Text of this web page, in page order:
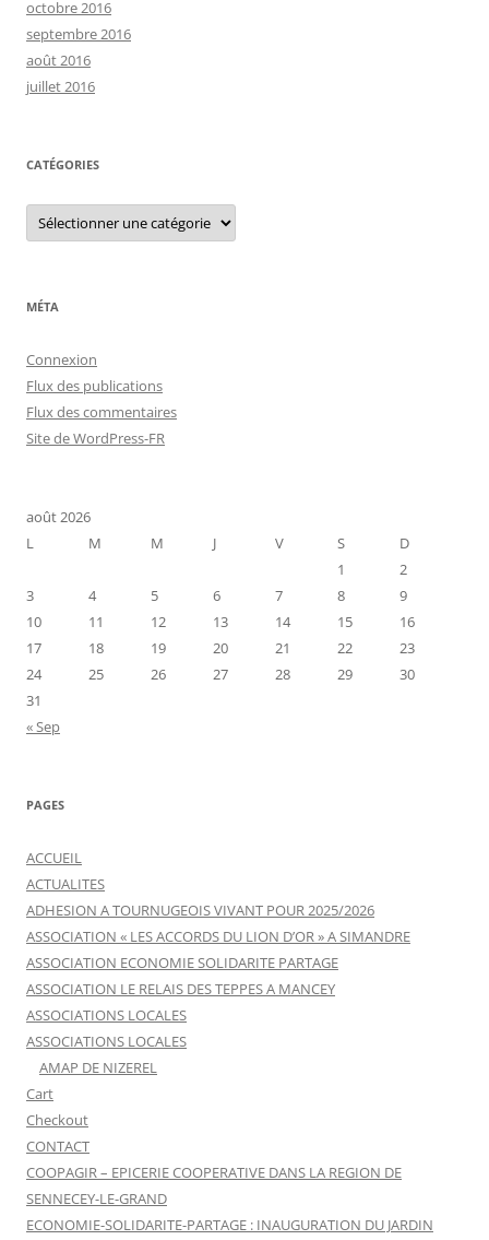
octobre 2016
septembre 2016
août 2016
juillet 2016
CATÉGORIES
C
t
r
i
MÉTA
Connexion
Flux des publications
Flux des commentaires
Site de WordPress-FR
août 2026
L
M M J V S
D
1
2
3
4 5 6 7 8
9
10
11 12 13 14 15
16
17
18 19 20 21 22
23
24
25 26 27 28 29
30
31
« Sep
PAGES
ACCUEIL
ACTUALITES
ADHESION A TOURNUGEOIS VIVANT POUR 2025/2026
ASSOCIATION « LES ACCORDS DU LION D’OR » A SIMANDRE
ASSOCIATION ECONOMIE SOLIDARITE PARTAGE
ASSOCIATION LE RELAIS DES TEPPES A MANCEY
ASSOCIATIONS LOCALES
ASSOCIATIONS LOCALES
AMAP DE NIZEREL
Cart
Checkout
CONTACT
COOPAGIR – EPICERIE COOPERATIVE DANS LA REGION DE
SENNECEY-LE-GRAND
ECONOMIE-SOLIDARITE-PARTAGE : INAUGURATION DU JARDIN